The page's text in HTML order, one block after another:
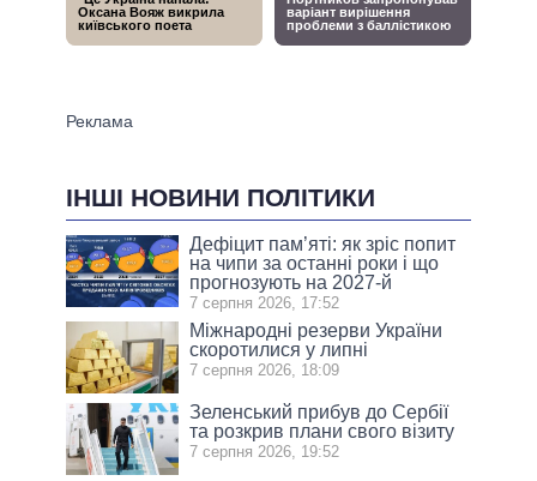
ІНШІ НОВИНИ ПОЛІТИКИ
Дефіцит пам’яті: як зріс попит
на чипи за останні роки і що
прогнозують на 2027-й
7 серпня 2026, 17:52
Міжнародні резерви України
скоротилися у липні
7 серпня 2026, 18:09
Зеленський прибув до Сербії
та розкрив плани свого візиту
7 серпня 2026, 19:52